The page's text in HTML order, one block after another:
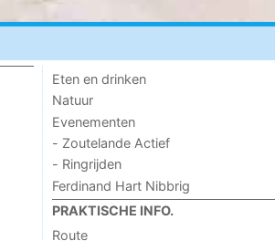
Eten en drinken
Natuur
Evenementen
- Zoutelande Actief
- Ringrijden
Ferdinand Hart Nibbrig
PRAKTISCHE INFO.
Route